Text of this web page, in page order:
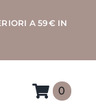
A 59€ IN
0